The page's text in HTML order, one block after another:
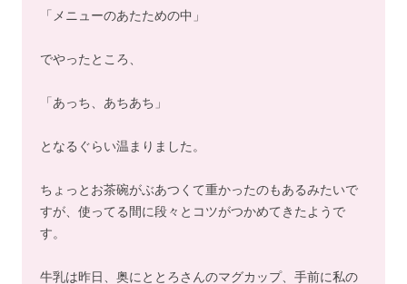
「メニューのあたための中」
でやったところ、
「あっち、あちあち」
となるぐらい温まりました。
ちょっとお茶碗がぶあつくて重かったのもあるみたいで
すが、使ってる間に段々とコツがつかめてきたようで
す。
牛乳は昨日、奥にととろさんのマグカップ、手前に私の